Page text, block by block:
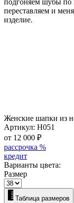
переставляем и
изделие.
Женские шапки из
Артикул: Н051
от 12 000 ₽
рассрочка %
кредит
Варианты цвета:
Размер
Таблица размеров